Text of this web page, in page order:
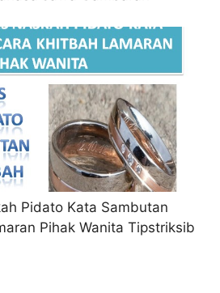
Pidato Kata Sambutan
Pihak Wanita Tipstriksib